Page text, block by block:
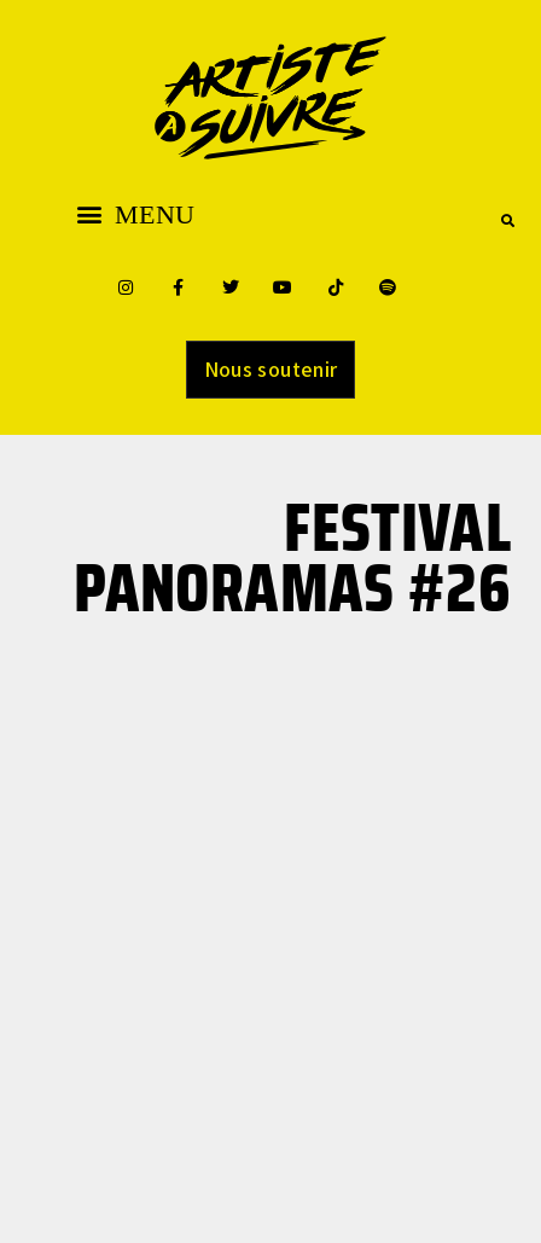
Nous soutenir
FESTIVAL
PANORAMAS #26